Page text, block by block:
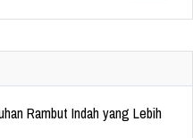
Rambut Indah yang Lebih